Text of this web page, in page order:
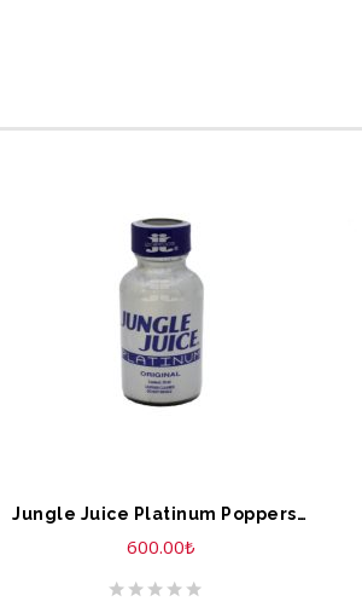
SEPETE EKLE Jungle Juice Platinum Poppers 30 ML
600.00₺